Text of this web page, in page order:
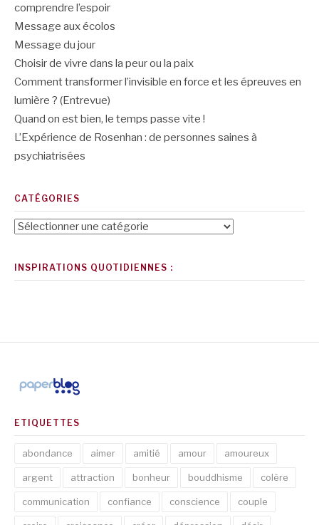
comprendre l’espoir
Message aux écolos
Message du jour
Choisir de vivre dans la peur ou la paix
Comment transformer l’invisible en force et les épreuves en
lumière ? (Entrevue)
Quand on est bien, le temps passe vite !
L’Expérience de Rosenhan : de personnes saines à
psychiatrisées
CATÉGORIES
Catégories
INSPIRATIONS QUOTIDIENNES :
ETIQUETTES
abondance aimer amitié amour amoureux
argent attraction bonheur bouddhisme colère
communication confiance conscience couple